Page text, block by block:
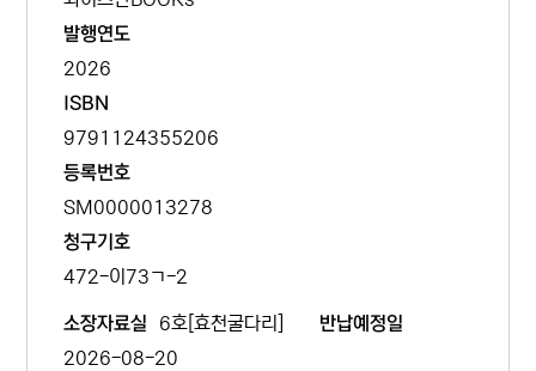
발행연도
2026
ISBN
9791124355206
등록번호
SM0000013278
청구기호
472-이73ㄱ-2
소장자료실 6호[효천굴다리] 반납예정일
2026-08-20